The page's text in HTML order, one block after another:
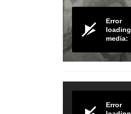
Error
loading
media:
Error